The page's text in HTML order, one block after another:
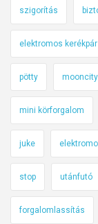
szigorítás
elektromos kerékpár
pötty mooncity
mini körforgalom
juke
stop utánfutó
forgalomlassítás